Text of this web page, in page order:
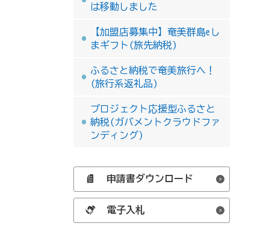
は移動しました
【加盟店募集中】奄美群島eし
まギフト(旅先納税)
ふるさと納税で奄美旅行へ！
(旅行系返礼品)
プロジェクト応援型ふるさと
納税(ガバメントクラウドファ
ンディング)
申請書ダウンロード
電子入札